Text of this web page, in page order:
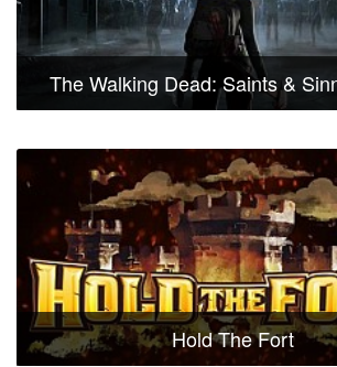
The Walking Dead: Saints &
Hold The Fort